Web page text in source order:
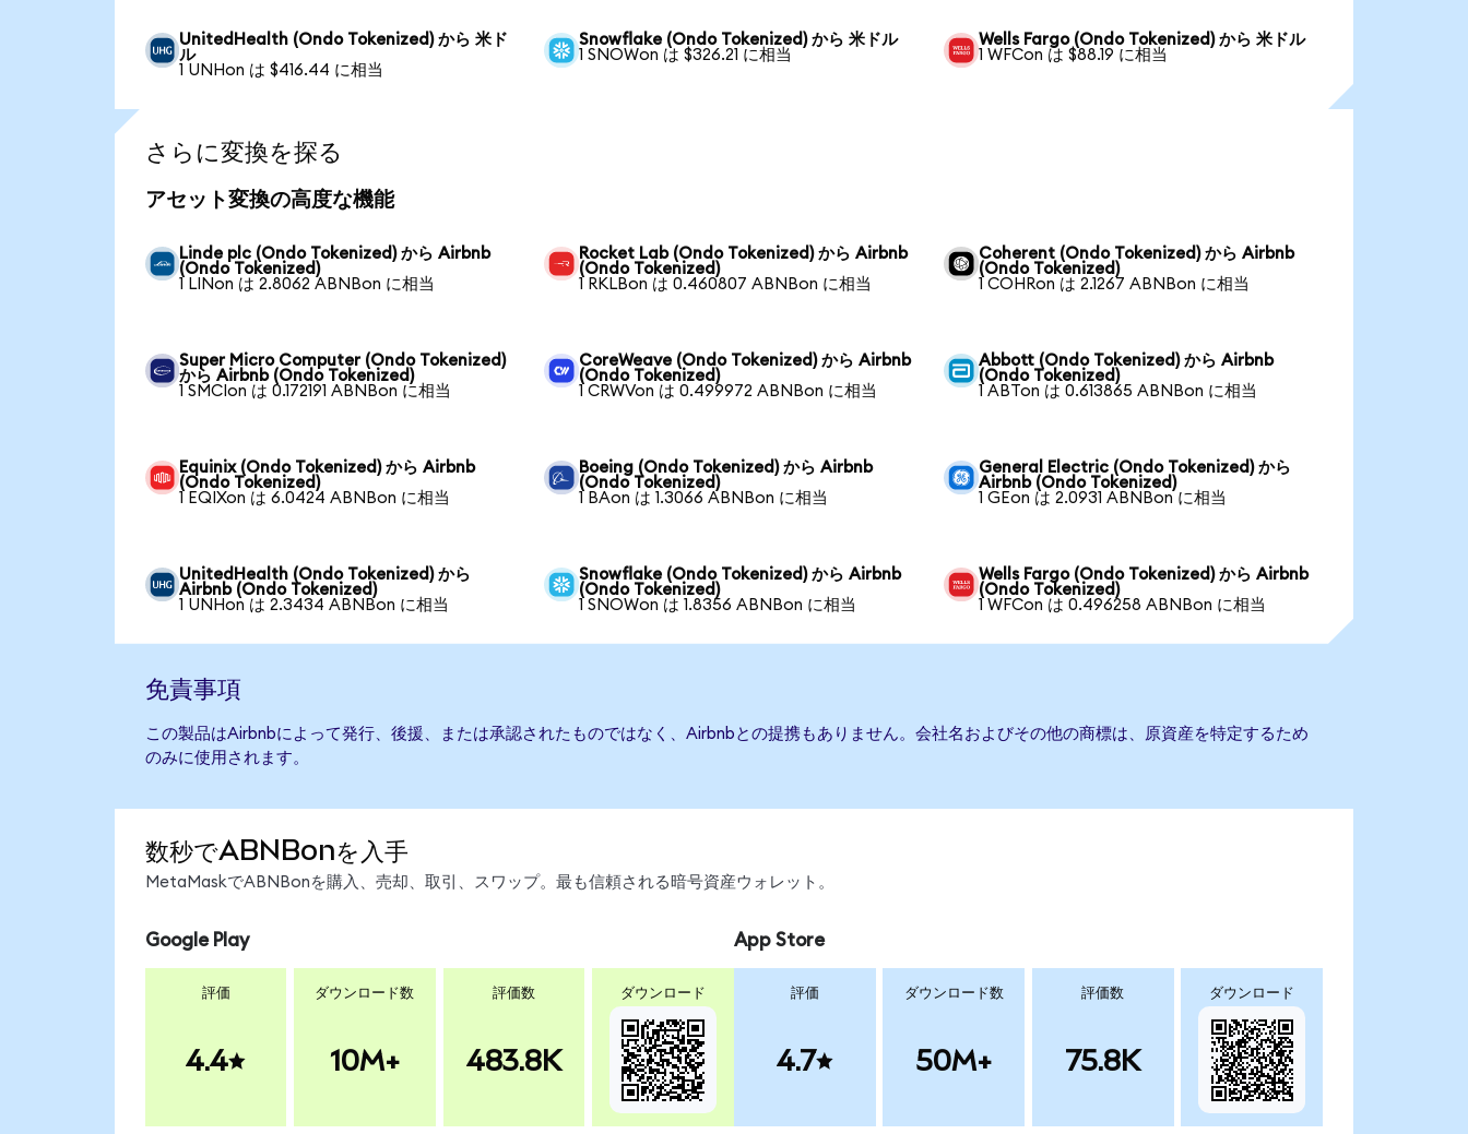
UnitedHealth (Ondo Tokenized) から 米ド
ル
1 UNHon は $416.44 に相当
Snowflake (Ondo Tokenized) から 米ドル
1 SNOWon は $326.21 に相当
Wells Fargo (Ondo Tokenized) から 米ドル
1 WFCon は $88.19 に相当
さらに変換を探る
アセット変換の高度な機能
Linde plc (Ondo Tokenized) から Airbnb
(Ondo Tokenized)
1 LINon は 2.8062 ABNBon に相当
Rocket Lab (Ondo Tokenized) から Airbnb
(Ondo Tokenized)
1 RKLBon は 0.460807 ABNBon に相当
Coherent (Ondo Tokenized) から Airbnb
(Ondo Tokenized)
1 COHRon は 2.1267 ABNBon に相当
Super Micro Computer (Ondo Tokenized)
から Airbnb (Ondo Tokenized)
1 SMCIon は 0.172191 ABNBon に相当
CoreWeave (Ondo Tokenized) から Airbnb
(Ondo Tokenized)
1 CRWVon は 0.499972 ABNBon に相当
Abbott (Ondo Tokenized) から Airbnb
(Ondo Tokenized)
1 ABTon は 0.613865 ABNBon に相当
Equinix (Ondo Tokenized) から Airbnb
(Ondo Tokenized)
1 EQIXon は 6.0424 ABNBon に相当
Boeing (Ondo Tokenized) から Airbnb
(Ondo Tokenized)
1 BAon は 1.3066 ABNBon に相当
General Electric (Ondo Tokenized) から
Airbnb (Ondo Tokenized)
1 GEon は 2.0931 ABNBon に相当
UnitedHealth (Ondo Tokenized) から
Airbnb (Ondo Tokenized)
1 UNHon は 2.3434 ABNBon に相当
Snowflake (Ondo Tokenized) から Airbnb
(Ondo Tokenized)
1 SNOWon は 1.8356 ABNBon に相当
Wells Fargo (Ondo Tokenized) から Airbnb
(Ondo Tokenized)
1 WFCon は 0.496258 ABNBon に相当
免責事項
この製品はAirbnbによって発行、後援、または承認されたものではなく、Airbnbとの提携もありません。会社名およびその他の商標は、原資産を特定するため
のみに使用されます。
数秒でABNBonを入手
MetaMaskでABNBonを購入、売却、取引、スワップ。最も信頼される暗号資産ウォレット。
Google Play
評価
4.4
ダウンロード数
10M+
評価数
483.8K
ダウンロード
App Store
評価
4.7
ダウンロード数
50M+
評価数
75.8K
ダウンロード